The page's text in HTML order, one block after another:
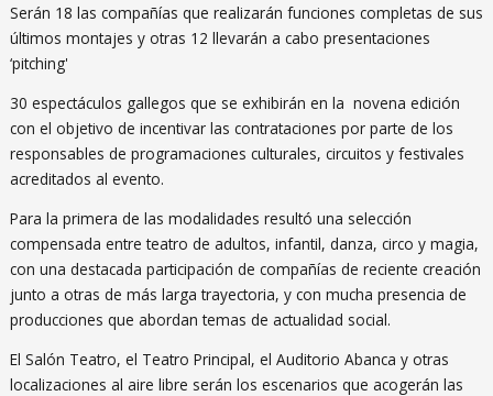
Serán 18 las compañías que realizarán funciones completas de sus
últimos montajes y otras 12 llevarán a cabo presentaciones
‘pitching'
30 espectáculos gallegos que se exhibirán en la novena edición
con el objetivo de incentivar las contrataciones por parte de los
responsables de programaciones culturales, circuitos y festivales
acreditados al evento.
Para la primera de las modalidades resultó una selección
compensada entre teatro de adultos, infantil, danza, circo y magia,
con una destacada participación de compañías de reciente creación
junto a otras de más larga trayectoria, y con mucha presencia de
producciones que abordan temas de actualidad social.
El Salón Teatro, el Teatro Principal, el Auditorio Abanca y otras
localizaciones al aire libre serán los escenarios que acogerán las